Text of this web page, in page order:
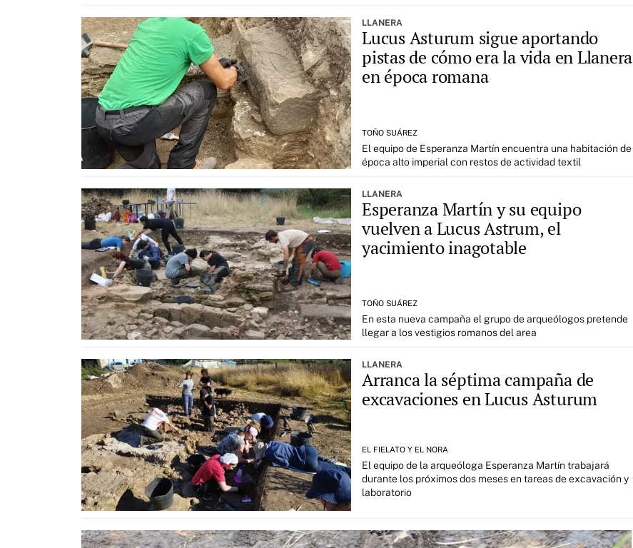
LLANERA
Lucus Asturum sigue aportando
pistas de cómo era la vida en Llanera
en época romana
TOÑO SUÁREZ
El equipo de Esperanza Martín encuentra una habitación de
época alto imperial con restos de actividad textil
LLANERA
Esperanza Martín y su equipo
vuelven a Lucus Astrum, el
yacimiento inagotable
TOÑO SUÁREZ
En esta nueva campaña el grupo de arqueólogos pretende
llegar a los vestigios romanos del area
LLANERA
Arranca la séptima campaña de
excavaciones en Lucus Asturum
EL FIELATO Y EL NORA
El equipo de la arqueóloga Esperanza Martín trabajará
durante los próximos dos meses en tareas de excavación y
laboratorio